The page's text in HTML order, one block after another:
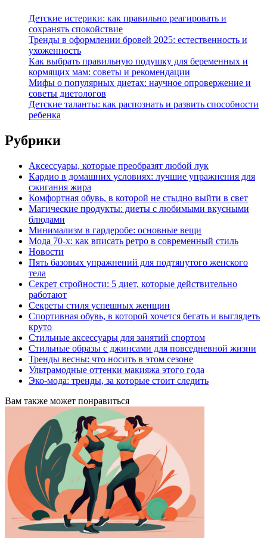
Детские истерики: как правильно реагировать и
сохранять спокойствие
Тренды в оформлении бровей 2025: естественность и
ухоженность
Как выбрать правильную подушку для беременных и
кормящих мам: советы и рекомендации
Мифы о популярных диетах: научное опровержение и
советы диетологов
Детские таланты: как распознать и развить способности
ребенка
Рубрики
Аксессуары, которые преобразят любой лук
Кардио в домашних условиях: лучшие упражнения для
сжигания жира
Комфортная обувь, в которой не стыдно выйти в свет
Магические продукты: диеты с любимыми вкусными
блюдами
Минимализм в гардеробе: основные вещи
Мода 70-х: как вписать ретро в современный стиль
Новости
Пять базовых упражнений для подтянутого женского
тела
Секрет стройности: 5 диет, которые действительно
работают
Секреты стиля успешных женщин
Спортивная обувь, в которой хочется бегать и выглядеть
круто
Стильные аксессуары для занятий спортом
Стильные образы с джинсами для повседневной жизни
Тренды весны: что носить в этом сезоне
Ультрамодные оттенки макияжа этого года
Эко-мода: тренды, за которые стоит следить
Вам также может понравиться